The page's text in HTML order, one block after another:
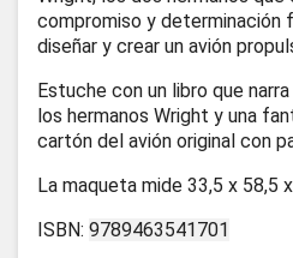
compromiso y determinación
diseñar y crear un avión
Estuche con un libro que
los hermanos Wright y una
cartón del avión original con
La maqueta mide 33,5 x 58,5
ISBN: 9789463541701